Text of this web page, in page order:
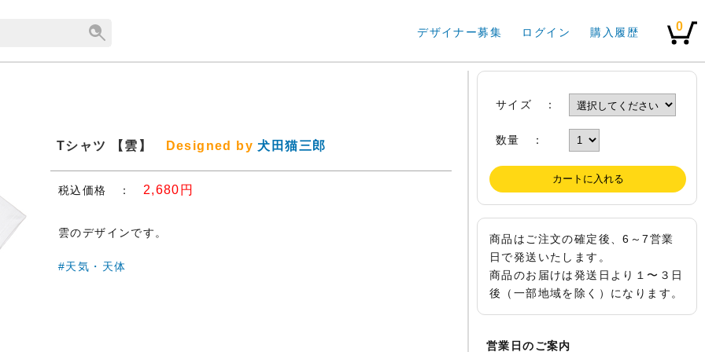
0
デザイナー募集 ログイン 購入履歴
サイズ ：
数量 ：
商品はご注文の確定後、6～7営業
日で発送いたします。
商品のお届けは発送日より１〜３日
後（一部地域を除く）になります。
営業日のご案内
Tシャツ 【雲】 Designed by 犬田猫三郎
税込価格 ： 2,680円
雲のデザインです。
#天気・天体